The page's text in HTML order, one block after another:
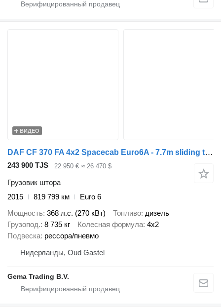
ВИДЕО
DAF CF 370 FA 4x2 Spacecab Euro6A - 7.7m sliding tarpaulin - 2000kg
243 900 TJS 22 950 € ≈ 26 470 $
Грузовик штора
2015
819 799 км
Euro 6
Мощность 368 л.с. (270 кВт) Топливо дизель
Грузопод. 8 735 кг Колесная формула 4x2
Подвеска рессора/пневмо
Нидерланды, Oud Gastel
Gema Trading B.V.